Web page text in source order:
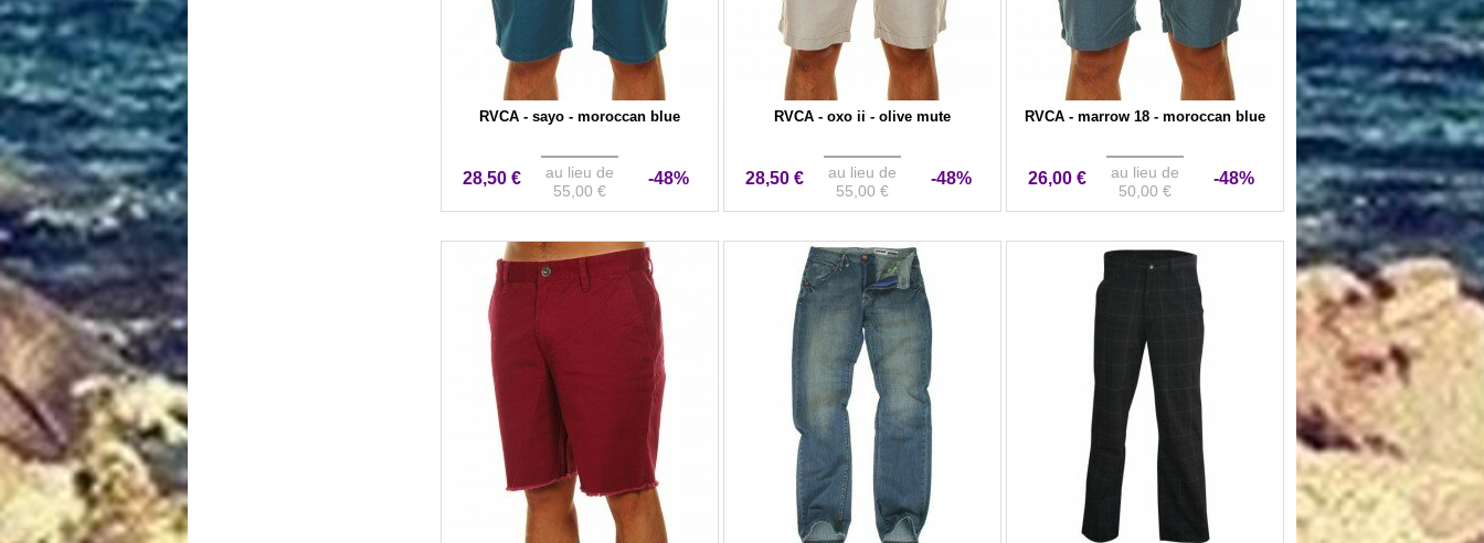
RVCA - sayo - moroccan blue
28,50 €
au lieu de
55,00 €
-48%
RVCA - oxo ii - olive mute
28,50 €
au lieu de
55,00 €
-48%
RVCA - marrow 18 - moroccan blue
26,00 €
au lieu de
50,00 €
-48%